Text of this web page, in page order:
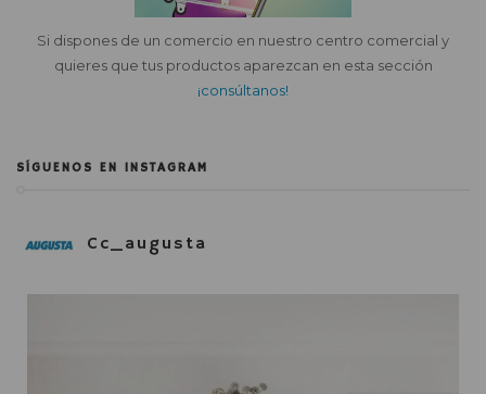
Si dispones de un comercio en nuestro centro comercial y
quieres que tus productos aparezcan en esta sección
¡consúltanos!
SÍGUENOS EN INSTAGRAM
Cc_augusta